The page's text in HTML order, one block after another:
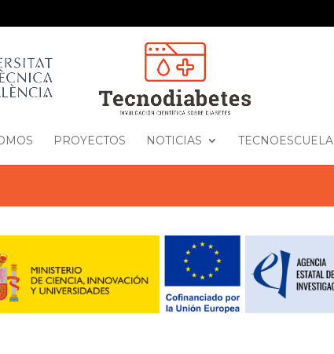
PROYECTOS NOTICIAS TECNOESCUELA